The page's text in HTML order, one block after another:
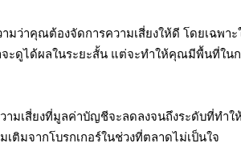
มว่าคุณต้องจัดการความเสี่ยงให้ดี โดยเฉพาะ
าจะดูได้ผลในระยะสั้น แต่จะทำให้คุณมีพื้นที่ใน
ามเสี่ยงที่มูลค่าบัญชีจะลดลงจนถึงระดับที่ทำใ
ติมจากโบรกเกอร์ในช่วงที่ตลาดไม่เป็นใจ